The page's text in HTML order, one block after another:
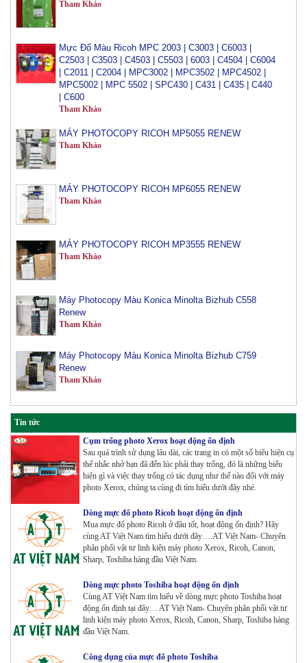
C2503 | C3503 | C4503 | C5503 | 6003 | C4504 | C6004
| C2011 | C2004 | MPC3002 | MPC3502 | MPC4502 |
MPC5002 | MPC 5502 | SPC430 | C431 | C435 | C440
| C600
Tham Khảo
Tham Khảo
Tham Khảo
Tham Khảo
Renew
Tham Khảo
Renew
Tham Khảo
Tham Khảo
Máy Photocopy màu Toshiba E-Studio 3515AC Renew
Tham Khảo
Máy Photocopy Konica Minolta Bizhub 360i Renew
Tham Khảo
Máy Photocopy màu Toshiba E-Studio 4515AC Renew
Tham Khảo
Máy Photocopy màu Toshiba E-Studio 5015AC Renew
Tin tức
Cụm trống photo Xerox hoạt động ổn định
Sau quá trình sử dụng lâu dài, các trang in có một số biểu hiện cụ
thể nhắc nhở bạn đã đến lúc phải thay trống, đó là những biểu
hiện gì và việc thay trống có tác dụng như thế nào đối với máy
photo Xerox, chúng ta cùng đi tìm hiểu dưới đây nhé.
Dòng mực đổ photo Ricoh hoạt động ổn định
Mua mực đổ photo Ricoh ở đâu tốt, hoạt động ổn định? Hãy
cùng AT Việt Nam tìm hiểu dưới đây….AT Việt Nam- Chuyên
phân phối vật tư linh kiện máy photo Xerox, Ricoh, Canon,
Sharp, Toshiba hàng đầu Việt Nam.
Dòng mực photo Toshiba hoạt động ổn định
Cùng AT Việt Nam tìm hiểu về dòng mực photo Toshiba hoạt
động ổn định tại đây… AT Việt Nam- Chuyên phân phối vật tư
linh kiện máy photo Xerox, Ricoh, Canon, Sharp, Toshiba hàng
đầu Việt Nam.
Công dụng của mực đổ photo Toshiba